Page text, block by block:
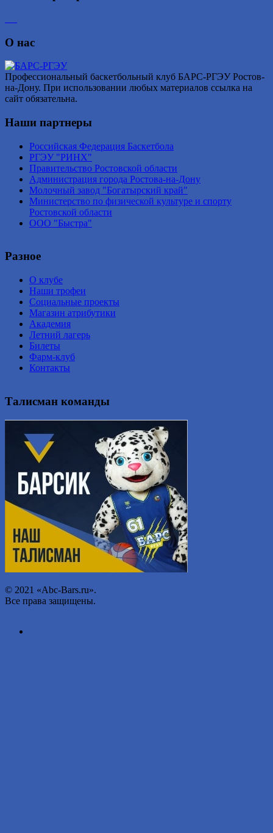
О нас
Профессиональный баскетбольный клуб БАРС-РГЭУ Ростов-
на-Дону. При использовании любых материалов ссылка на
сайт обязательна.
Наши партнеры
Российская Федерация Баскетбола
РГЭУ "РИНХ"
Правительство Ростовской области
Администрация города Ростова-на-Дону
Молочный завод "Богатырский край"
Министерство по физической культуре и спорту
Ростовской области
ООО "Быстра"
Разное
О клубе
Наши трофеи
Социальные проекты
Магазин атрибутики
Академия
Летний лагерь
Билеты
Фарм-клуб
Контакты
Талисман команды
© 2021 «Abc-Bars.ru».
Все права защищены.